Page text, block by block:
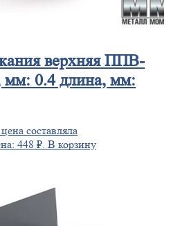
верхняя ППВ-
мм: 0.4 длина, мм:
составляла
448 ₽. В корзину